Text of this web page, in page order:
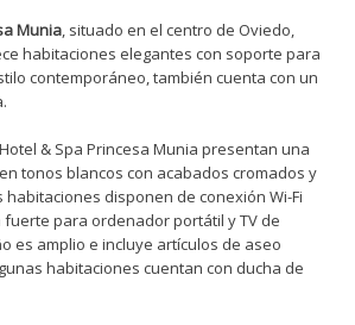
Munia, situado en el centro de Oviedo,
habitaciones elegantes con soporte para
contemporáneo, también cuenta con un
& Spa Princesa Munia presentan una
tonos blancos con acabados cromados y
habitaciones disponen de conexión Wi-Fi
fuerte para ordenador portátil y TV de
es amplio e incluye artículos de aseo
habitaciones cuentan con ducha de